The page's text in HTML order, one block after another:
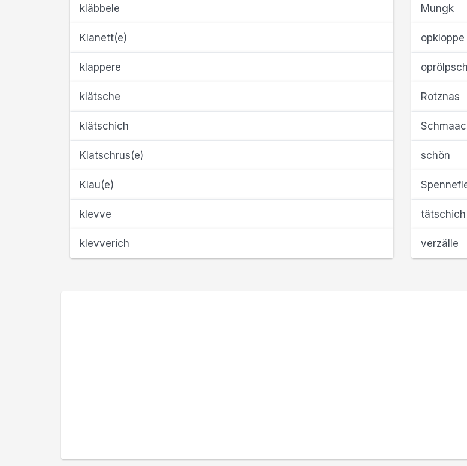
kläbbele
Klanett(e)
klappere
klätsche
klätschich
Klatschrus(e)
Klau(e)
klevve
klevverich
Mungk
opkloppe
Rotznas
schön
tätschich
verzälle